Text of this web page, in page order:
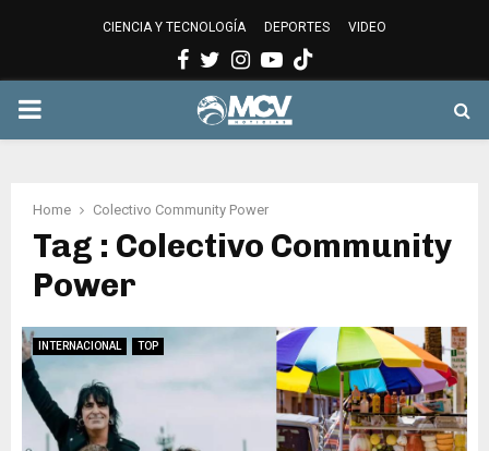
CIENCIA Y TECNOLOGÍA DEPORTES VIDEO
Facebook
Twitter
Instagram
Youtube
PRIMARY
Home Colectivo Community Power
Tag : Colectivo Community
Power
INTERNACIONAL TOP